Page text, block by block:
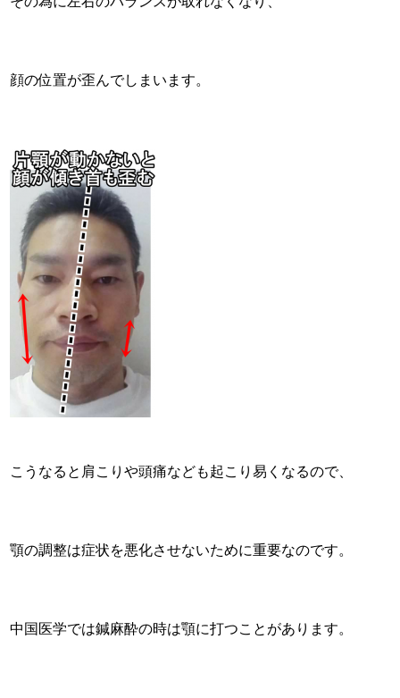
顔の位置が歪んでしまいます。
こうなると肩こりや頭痛なども起こり易くなるので、
顎の調整は症状を悪化させないために重要なのです。
中国医学では鍼麻酔の時は顎に打つことがあります。